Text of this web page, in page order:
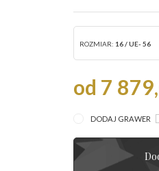
ROZMIAR: 16 / UE- 56
od 7
DODAJ GRAWER